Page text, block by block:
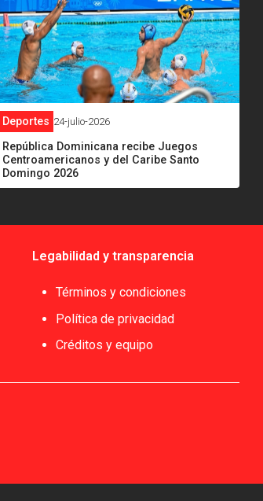
Deportes 24-julio-2026
República Dominicana recibe Juegos
Centroamericanos y del Caribe Santo
Domingo 2026
Legabilidad y transparencia
Términos y condiciones
Política de privacidad
Créditos y equipo